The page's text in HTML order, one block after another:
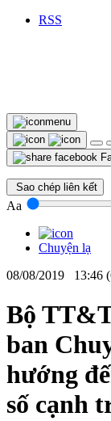
RSS
Sao chép liên kết
Aa
Chuyện lạ
08/08/2019 13:46
Bộ
ban
hướng
số cạnh